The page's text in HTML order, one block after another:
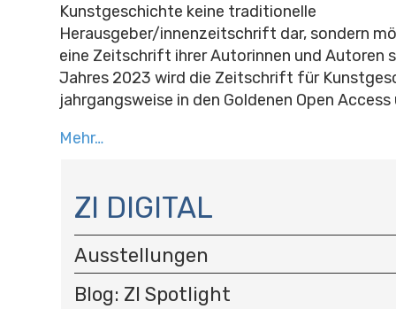
Kunstgeschichte keine traditionelle
Herausgeber/innenzeitschrift dar, sondern
eine Zeitschrift ihrer Autorinnen und Autoren
Jahres 2023 wird die Zeitschrift für
jahrgangsweise in den Goldenen Open
Mehr…
A
V
I
G
A
ZI DIGITAL
Ausstellungen
Blog: ZI Spotlight